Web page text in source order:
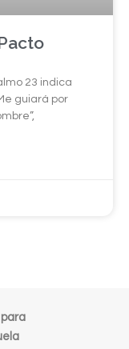
23 indica
guiará por